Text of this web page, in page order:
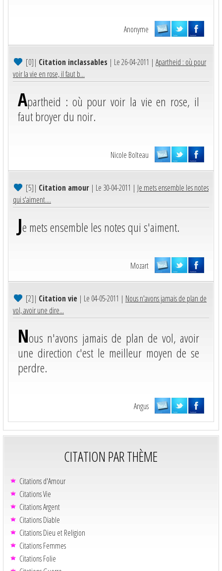
Anonyme
[0]| Citation inclassables | Le 26-04-2011 | Apartheid : où pour
voir la vie en rose, il faut b...
Apartheid : où pour voir la vie en rose, il
faut broyer du noir.
Nicole Bolteau
[5]| Citation amour | Le 30-04-2011 | Je mets ensemble les notes
qui s'aiment....
Je mets ensemble les notes qui s'aiment.
Mozart
[2]| Citation vie | Le 04-05-2011 | Nous n'avons jamais de plan de
vol, avoir une dire...
Nous n'avons jamais de plan de vol, avoir
une direction c'est le meilleur moyen de se
perdre.
Angus
CITATION PAR THÈME
Citations d'Amour
Citations Vie
Citations Argent
Citations Diable
Citations Dieu et Religion
Citations Femmes
Citations Folie